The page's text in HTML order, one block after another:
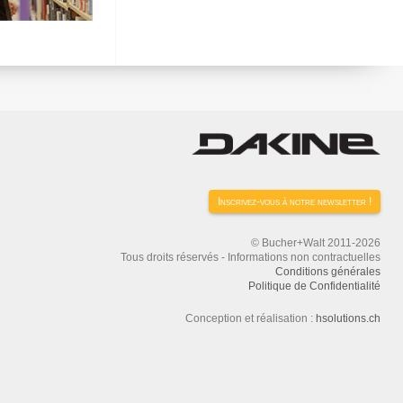
Inscrivez-vous à notre newsletter !
© Bucher+Walt 2011-2026
Tous droits réservés - Informations non contractuelles
Conditions générales
Politique de Confidentialité
Conception et réalisation : hsolutions.ch